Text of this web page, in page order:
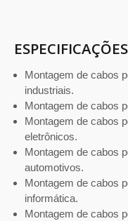
ESPECIFICAÇÕES
Montagem de cabos
industriais.
Montagem de cabos
Montagem de cabos
eletrônicos.
Montagem de cabos
automotivos.
Montagem de cabos
informática.
Montagem de cabos